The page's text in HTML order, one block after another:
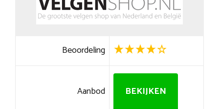
Beoordeling
Aanbod BEKIJKEN